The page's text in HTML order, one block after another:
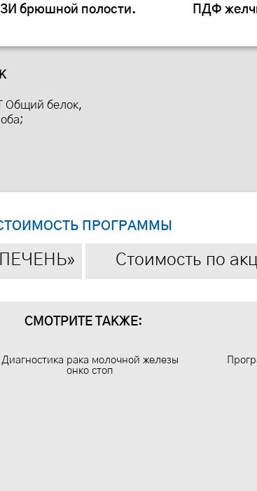
брюшной полости. ПДФ
Общий белок,
ПРОГРАММЫ
Стоимость по
СМОТРИТЕ ТАКЖЕ:
Диагностика рака молочной железы
онко стоп